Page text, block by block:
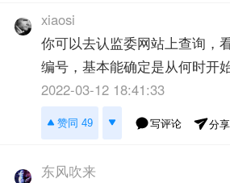
xiaosi
你可以去认监委网站上查询，
编号，基本能确定是从何时开始
2022-03-12 18:41:33
赞同 49 写评论 分享
东风吹来